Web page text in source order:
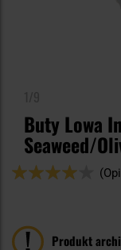
Buty Lowa
Seaweed/
Ocena:
Produkt